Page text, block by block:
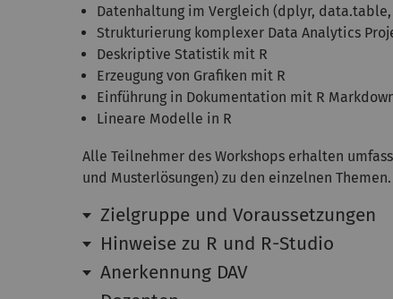
Datenhaltung im Vergleich (dplyr,
Strukturierung komplexer Data Analytics
Deskriptive Statistik mit R
Erzeugung von Grafiken mit R
Einführung in Dokumentation mit R
Lineare Modelle in R
Alle Teilnehmer des Workshops erhalten
und Musterlösungen) zu den einzelnen Themen.
Zielgruppe und Voraussetzungen
Hinweise zu R und R-Studio
Anerkennung DAV